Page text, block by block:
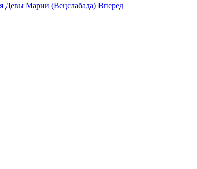
Девы Марии (Вецслабада) Вперед